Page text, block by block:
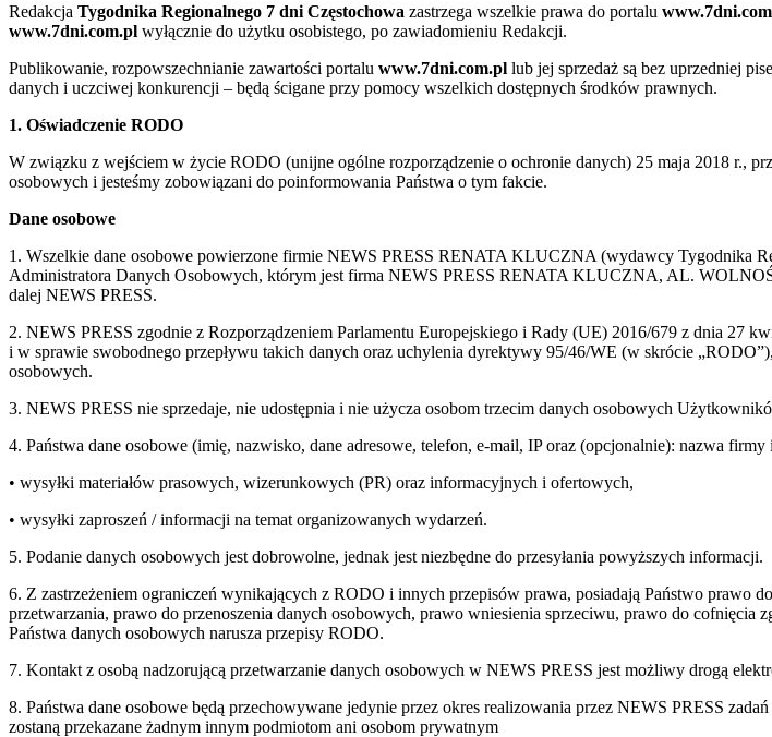
Redakcja Tygodnika Regionalnego 7 dni Częstochowa zastrzega wszelkie prawa do portalu
www.7dni.com.pl wyłącznie do użytku osobistego, po zawiadomieniu Redakcji.
Publikowanie, rozpowszechnianie zawartości portalu www.7dni.com.pl lub jej sprzedaż są bez uprzedniej
danych i uczciwej konkurencji – będą ścigane przy pomocy wszelkich dostępnych środków prawnych.
1. Oświadczenie RODO
W związku z wejściem w życie RODO (unijne ogólne rozporządzenie o ochronie danych) 25 maja 2018 r.,
osobowych i jesteśmy zobowiązani do poinformowania Państwa o tym fakcie.
Dane osobowe
1. Wszelkie dane osobowe powierzone firmie NEWS PRESS RENATA KLUCZNA (wydawcy Tygodnika
Administratora Danych Osobowych, którym jest firma NEWS PRESS RENATA KLUCZNA, AL.
dalej NEWS PRESS.
2. NEWS PRESS zgodnie z Rozporządzeniem Parlamentu Europejskiego i Rady (UE) 2016/679 z dnia 27
i w sprawie swobodnego przepływu takich danych oraz uchylenia dyrektywy 95/46/WE (w skrócie
osobowych.
3. NEWS PRESS nie sprzedaje, nie udostępnia i nie użycza osobom trzecim danych osobowych
4. Państwa dane osobowe (imię, nazwisko, dane adresowe, telefon, e-mail, IP oraz (opcjonalnie): nazwa
• wysyłki materiałów prasowych, wizerunkowych (PR) oraz informacyjnych i ofertowych,
• wysyłki zaproszeń / informacji na temat organizowanych wydarzeń.
5. Podanie danych osobowych jest dobrowolne, jednak jest niezbędne do przesyłania powyższych informacji.
6. Z zastrzeżeniem ograniczeń wynikających z RODO i innych przepisów prawa, posiadają Państwo prawo
przetwarzania, prawo do przenoszenia danych osobowych, prawo wniesienia sprzeciwu, prawo do cofnięcia
Państwa danych osobowych narusza przepisy RODO.
7. Kontakt z osobą nadzorującą przetwarzanie danych osobowych w NEWS PRESS jest możliwy drogą
8. Państwa dane osobowe będą przechowywane jedynie przez okres realizowania przez NEWS PRESS
zostaną przekazane żadnym innym podmiotom ani osobom prywatnym